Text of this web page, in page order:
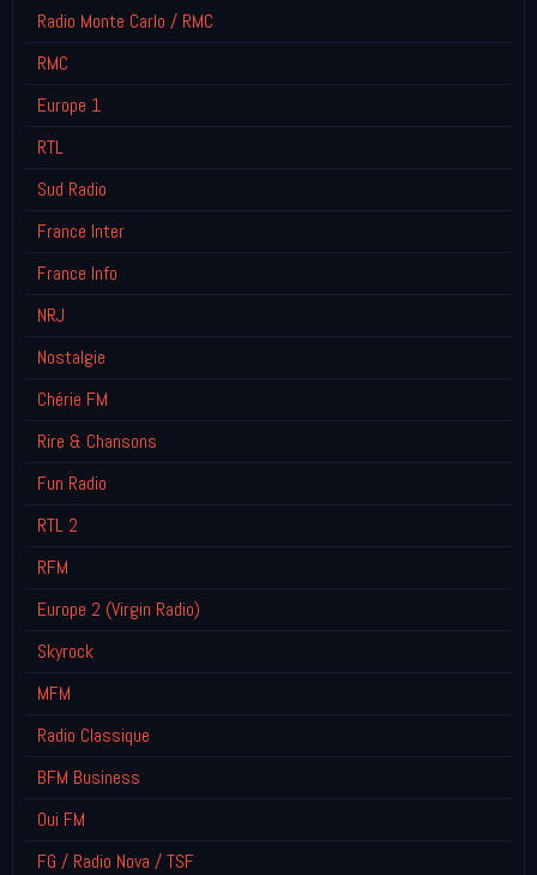
Radio Monte Carlo / RMC
RMC
Europe 1
RTL
Sud Radio
France Inter
France Info
NRJ
Nostalgie
Chérie FM
Rire & Chansons
Fun Radio
RTL 2
RFM
Europe 2 (Virgin Radio)
Skyrock
MFM
Radio Classique
BFM Business
Oui FM
FG / Radio Nova / TSF